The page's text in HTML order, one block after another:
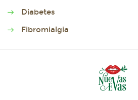
Diabetes
Fibromialgia